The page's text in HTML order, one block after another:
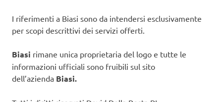
I riferimenti a Biasi sono da intendersi esclusivamente
per scopi descrittivi dei servizi offerti.
Biasi rimane unica proprietaria del logo e tutte le
informazioni ufficiali sono fruibili sul sito
dell’azienda Biasi.